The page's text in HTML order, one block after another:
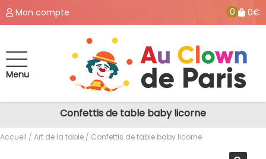
Mon compte 0 0€
Menu
Confettis de table baby licorne
Accueil / Art de la table / Confettis de table baby licorne